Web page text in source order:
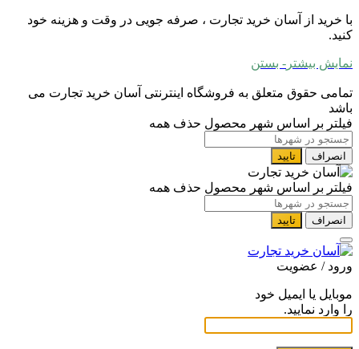
با خرید از آسان خرید تجارت ، صرفه جویی در وقت و هزینه خود
کنید.
نمایش بیشتر - بستن
تمامی حقوق متعلق به فروشگاه اینترنتی آسان خرید تجارت می
باشد
فیلتر بر اساس شهر محصول حذف همه
انصراف تایید
فیلتر بر اساس شهر محصول حذف همه
انصراف تایید
ورود / عضویت
موبایل یا ایمیل خود
را وارد نمایید.